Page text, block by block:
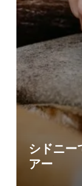
シドニー
アー